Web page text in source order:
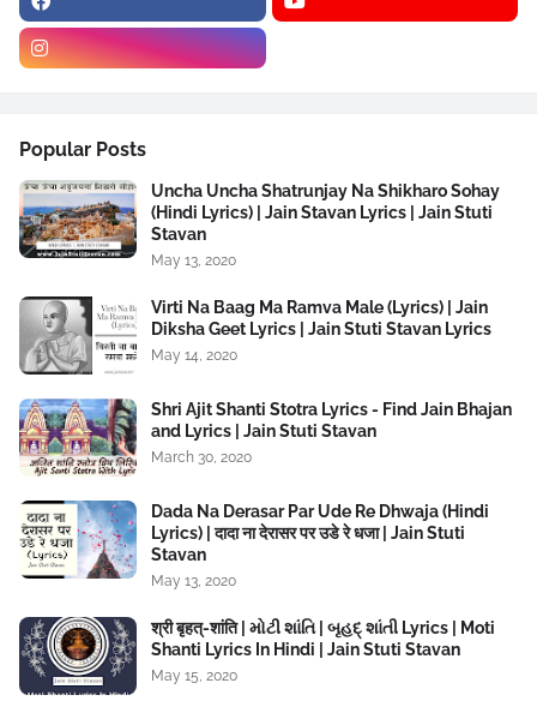
Popular Posts
Uncha Uncha Shatrunjay Na Shikharo Sohay
(Hindi Lyrics) | Jain Stavan Lyrics | Jain Stuti
Stavan
May 13, 2020
Virti Na Baag Ma Ramva Male (Lyrics) | Jain
Diksha Geet Lyrics | Jain Stuti Stavan Lyrics
May 14, 2020
Shri Ajit Shanti Stotra Lyrics - Find Jain Bhajan
and Lyrics | Jain Stuti Stavan
March 30, 2020
Dada Na Derasar Par Ude Re Dhwaja (Hindi
Lyrics) | दादा ना देरासर पर उडे रे धजा | Jain Stuti
Stavan
May 13, 2020
श्री बृहत्‌-शांति | મોટી શાંતિ | બૃહદ્ શાંતી Lyrics | Moti
Shanti Lyrics In Hindi | Jain Stuti Stavan
May 15, 2020